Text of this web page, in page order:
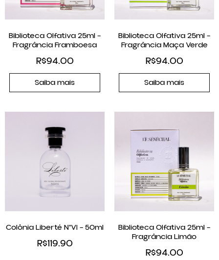
Biblioteca Olfativa 25ml –
Fragrância Framboesa
R$94.00
Saiba mais
Biblioteca Olfativa 25ml –
Fragrância Maça Verde
R$94.00
Saiba mais
Colônia Liberté N°VI – 50ml
R$119.90
Biblioteca Olfativa 25ml –
Fragrância Limão
R$94.00